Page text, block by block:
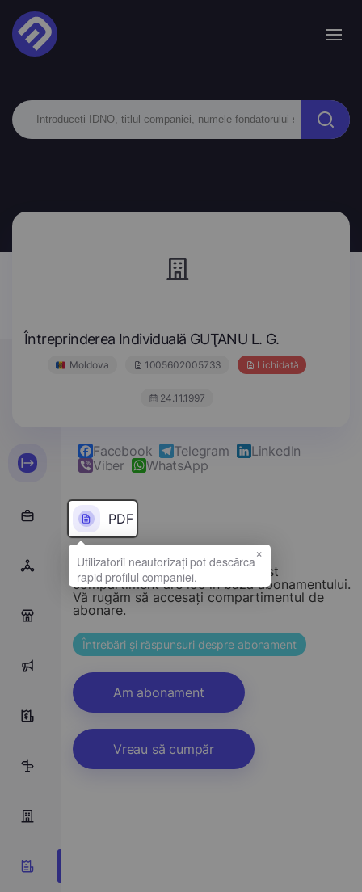
Întreprinderea Individuală GUŢANU L. G.
Moldova 1005602005733 Lichidată
24.11.1997
0
Facebook Telegram
LinkedIn
Viber
WhatsApp
PDF
Stimate vizitator, accesul la acest
compartiment are loc în baza abonamentului.
Vă rugăm să accesați compartimentul de
abonare.
Întrebări și răspunsuri despre abonament
Am abonament
Vreau să cumpăr
×